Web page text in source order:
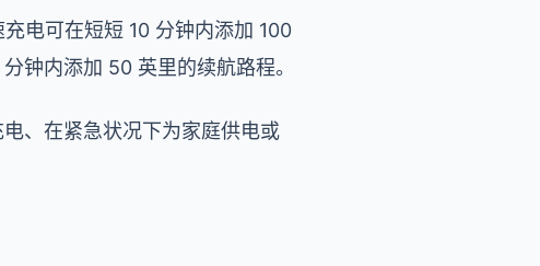
电可在短短 10 分钟内添加 100
钟内添加 50 英里的续航路程。
、在紧急状况下为家庭供电或